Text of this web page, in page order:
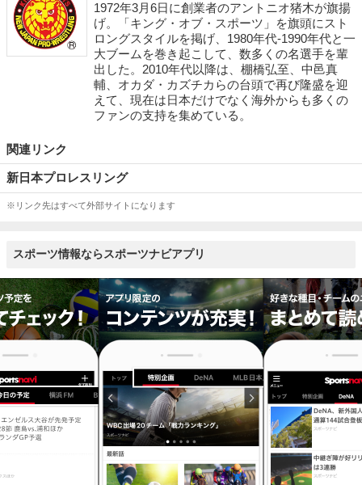
1972年3月6日に創業者のアントニオ猪木が旗揚
げ。「キング・オブ・スポーツ」を旗頭にスト
ロングスタイルを掲げ、1980年代-1990年代と一
大ブームを巻き起こして、数多くの名選手を輩
出した。2010年代以降は、棚橋弘至、中邑真
輔、オカダ・カズチカらの台頭で再び隆盛を迎
えて、現在は日本だけでなく海外からも多くの
ファンの支持を集めている。
関連リンク
新日本プロレスリング
※リンク先はすべて外部サイトになります
スポーツ情報ならスポーツナビアプリ